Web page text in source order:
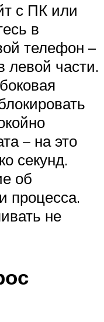
с ПК или
в
телефон –
левой части.
– на это
секунд.
об
процесса.
не